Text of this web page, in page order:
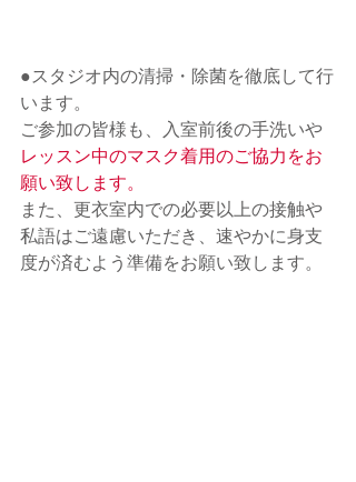
●スタジオ内の清掃・除菌を徹底して行
います。
ご参加の皆様も、入室前後の手洗いや
レッスン中のマスク着用のご協力をお
願い致します。
また、 更衣室内での必要以上の接触や
私語はご遠慮いただき、速やかに身支
度が済むよう準備をお願い致します。